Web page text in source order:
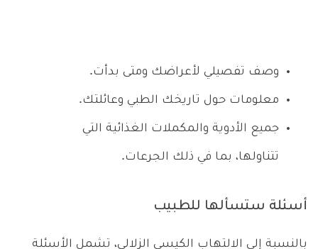
وصف تفصيلي لأعراضك ومتى بدأت.
معلومات حول تاريخك الطبي وعائلتك.
جميع الأدوية والمكملات الغذائية التي
تتناولها، بما في ذلك الجرعات.
أسئلة ستسألها للطبيب
بالنسبة إلى الالتهاب الكيسي الزلالي، تشمل الأسئلة